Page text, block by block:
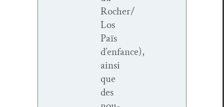
Rocher/
Los
Païs
d’enfance),
ain­si
que
des